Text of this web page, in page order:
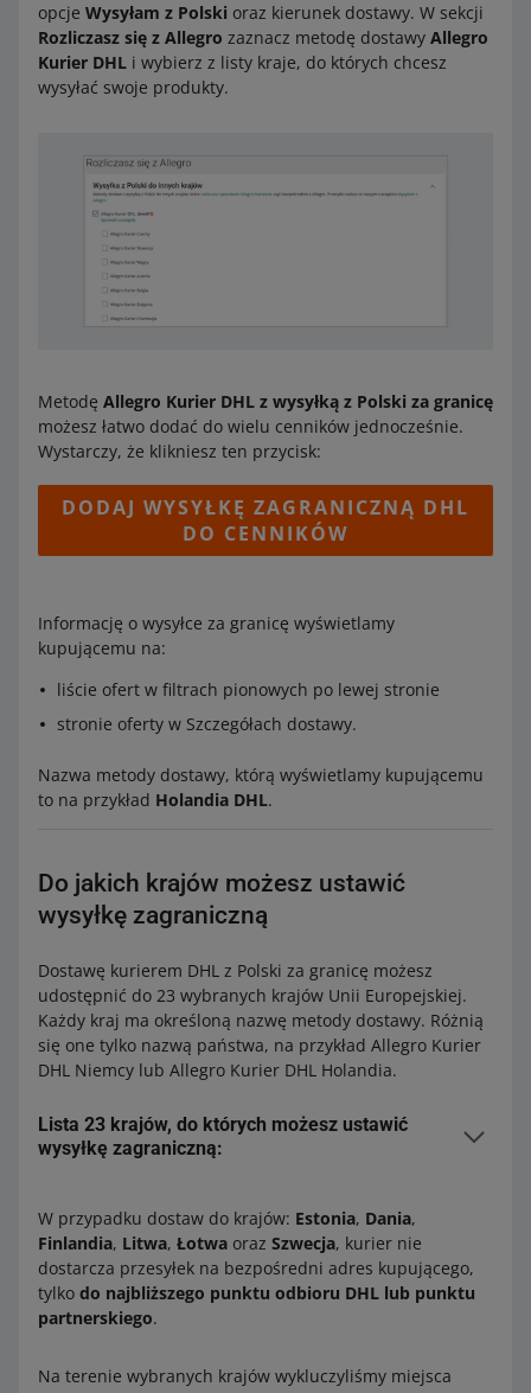
opcje Wysyłam z Polski oraz kierunek dostawy. W sekcji
Rozliczasz się z Allegro zaznacz metodę dostawy Allegro
Kurier DHL i wybierz z listy kraje, do których chcesz
wysyłać swoje produkty.
Metodę Allegro Kurier DHL z wysyłką z Polski za granicę
możesz łatwo dodać do wielu cenników jednocześnie.
Wystarczy, że klikniesz ten przycisk:
DODAJ WYSYŁKĘ ZAGRANICZNĄ DHL
DO CENNIKÓW
Informację o wysyłce za granicę wyświetlamy
kupującemu na:
liście ofert w filtrach pionowych po lewej stronie
stronie oferty w Szczegółach dostawy.
Nazwa metody dostawy, którą wyświetlamy kupującemu
to na przykład Holandia DHL.
Do jakich krajów możesz ustawić
wysyłkę zagraniczną
Dostawę kurierem DHL z Polski za granicę możesz
udostępnić do 23 wybranych krajów Unii Europejskiej.
Każdy kraj ma określoną nazwę metody dostawy. Różnią
się one tylko nazwą państwa, na przykład Allegro Kurier
DHL Niemcy lub Allegro Kurier DHL Holandia.
Lista 23 krajów, do których możesz ustawić
wysyłkę zagraniczną:
Belgia
Bułgaria
Chorwacja
Czechy
W przypadku dostaw do krajów: Estonia, Dania,
Finlandia, Litwa, Łotwa oraz Szwecja, kurier nie
dostarcza przesyłek na bezpośredni adres kupującego,
tylko do najbliższego punktu odbioru DHL lub punktu
partnerskiego.
Na terenie wybranych krajów wykluczyliśmy miejsca